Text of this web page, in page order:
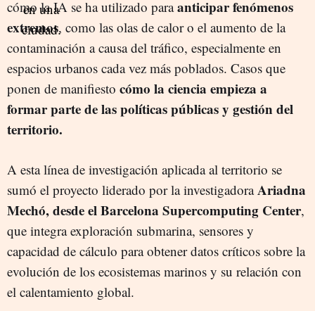
cómo la IA se ha utilizado paraanticipar fenómenos
extremos, como las olas de calor o el aumento de la
contaminación a causa del tráfico, especialmente en
espacios urbanos cada vez más poblados. Casos que
ponen de manifiesto cómo la ciencia empieza a
formar parte de las políticas públicas y gestión del
territorio.
A esta línea de investigación aplicada al territorio se
sumó el proyecto liderado por la investigadoraAriadna
Mechó, desde el Barcelona Supercomputing Center,
que integra exploración submarina, sensores y
capacidad de cálculo para obtener datos críticos sobre la
evolución de los ecosistemas marinos y su relación con
el calentamiento global.